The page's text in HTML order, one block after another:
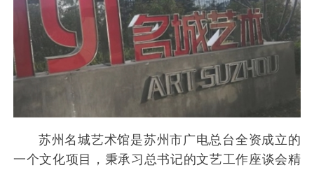
苏州名城艺术馆是苏州市广电总台全资成立的
一个文化项目，秉承习总书记的文艺工作座谈会精